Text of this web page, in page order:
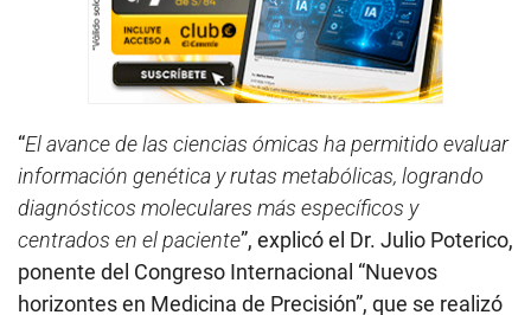
“El avance de las ciencias ómicas ha permitido evaluar
información genética y rutas metabólicas, logrando
diagnósticos moleculares más específicos y
centrados en el paciente”, explicó el Dr. Julio Poterico,
ponente del Congreso Internacional “Nuevos
horizontes en Medicina de Precisión”, que se realizó